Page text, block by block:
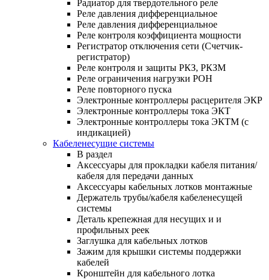
Радиатор для твердотельного реле
Реле давления дифференциальное
Реле давления дифференциальное
Реле контроля коэффициента мощности
Регистратор отключения сети (Счетчик-
регистратор)
Реле контроля и защиты РКЗ, РКЗМ
Реле ограничения нагрузки РОН
Реле повторного пуска
Электронные контроллеры расцерителя ЭКР
Электронные контроллеры тока ЭКТ
Электронные контроллеры тока ЭКТМ (с
индикацией)
Кабеленесущие системы
В раздел
Аксессуары для прокладки кабеля питания/
кабеля для передачи данных
Аксессуары кабельных лотков монтажные
Держатель трубы/кабеля кабеленесущей
системы
Деталь крепежная для несущих и и
профильных реек
Заглушка для кабельных лотков
Зажим для крышки системы поддержки
кабелей
Кронштейн для кабельного лотка